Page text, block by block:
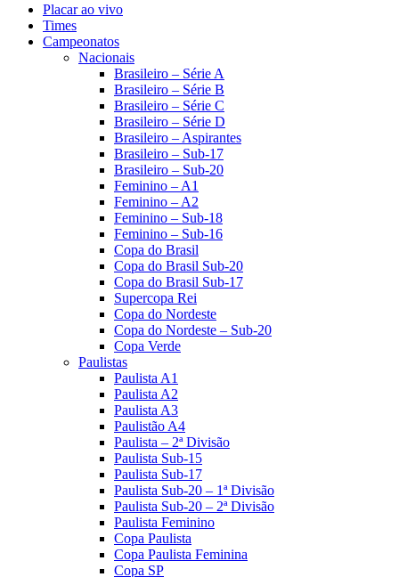
Placar ao vivo
Times
Campeonatos
Nacionais
Brasileiro – Série A
Brasileiro – Série B
Brasileiro – Série C
Brasileiro – Série D
Brasileiro – Aspirantes
Brasileiro – Sub-17
Brasileiro – Sub-20
Feminino – A1
Feminino – A2
Feminino – Sub-18
Feminino – Sub-16
Copa do Brasil
Copa do Brasil Sub-20
Copa do Brasil Sub-17
Supercopa Rei
Copa do Nordeste
Copa do Nordeste – Sub-20
Copa Verde
Paulistas
Paulista A1
Paulista A2
Paulista A3
Paulistão A4
Paulista – 2ª Divisão
Paulista Sub-15
Paulista Sub-17
Paulista Sub-20 – 1ª Divisão
Paulista Sub-20 – 2ª Divisão
Paulista Feminino
Copa Paulista
Copa Paulista Feminina
Copa SP